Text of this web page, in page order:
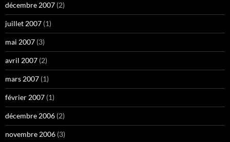
décembre 2007 (2)
juillet 2007 (1)
mai 2007 (3)
avril 2007 (2)
mars 2007 (1)
février 2007 (1)
décembre 2006 (2)
novembre 2006 (3)